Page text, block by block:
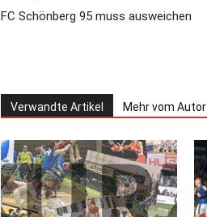
FC Schönberg 95 muss ausweichen
Verwandte Artikel Mehr vom Autor